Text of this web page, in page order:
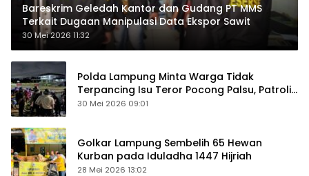
Bareskrim Geledah Kantor dan Gudang PT MMS
Terkait Dugaan Manipulasi Data Ekspor Sawit
30 Mei 2026 11:32
Polda Lampung Minta Warga Tidak
Terpancing Isu Teror Pocong Palsu, Patroli
Keamanan Ditingkatkan
30 Mei 2026 09:01
Golkar Lampung Sembelih 65 Hewan
Kurban pada Iduladha 1447 Hijriah
28 Mei 2026 13:02